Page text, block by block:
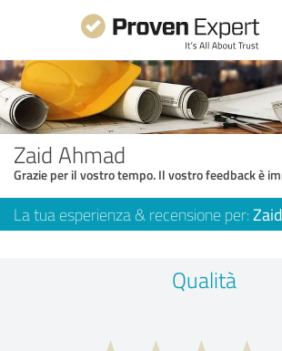
Zaid Ahmad
Grazie per il vostro tempo. Il vostro feedback è
La tua esperienza & recensione per:
Qualità